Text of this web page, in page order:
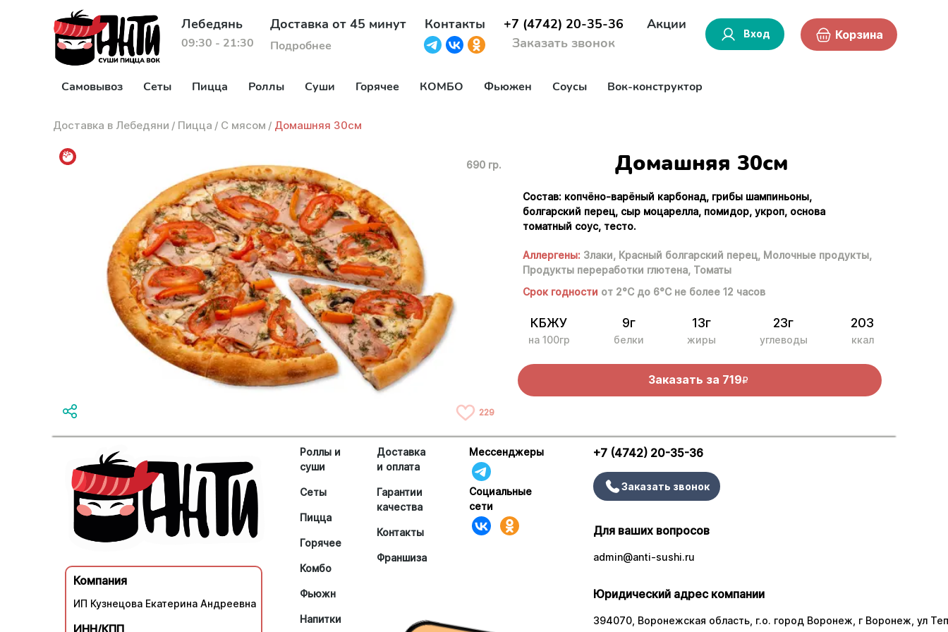
Лебедянь
09:30 - 21:30
Доставка от 45 минут
Подробнее
Контакты
+7 (4742) 20-35-36
Заказать звонок
Акции
Вход Корзина
Самовывоз Сеты Пицца Роллы Суши Горячее КОМБО Фьюжен Соусы Вок-конструктор
Доставка в Лебедяни / Пицца / С мясом / Домашняя 30см
690 гр.
229
Домашняя 30см
Состав: копчёно-варёный карбонад, грибы шампиньоны,
болгарский перец, сыр моцарелла, помидор, укроп, основа
томатный соус, тесто.
Аллергены: Злаки, Красный болгарский перец, Молочные продукты,
Продукты переработки глютена, Томаты
Срок годности от 2°С до 6°С не более 12 часов
КБЖУ
на 100гр
9г
белки
13г
жиры
23г
углеводы
203
ккал
Заказать за 719R
Компания
ИП Кузнецова Екатерина Андреевна
Роллы и
суши
Сеты
Пицца
Горячее
Комбо
Фьюжн
Напитки
Доставка
и оплата
Гарантии
качества
Контакты
Франшиза
Мессенджеры
Социальные
сети
+7 (4742) 20-35-36
Заказать звонок
Для ваших вопросов
admin@anti-sushi.ru
Юридический адрес компании
394070, Воронежская область, г.о. город Воронеж, г Воронеж, ул